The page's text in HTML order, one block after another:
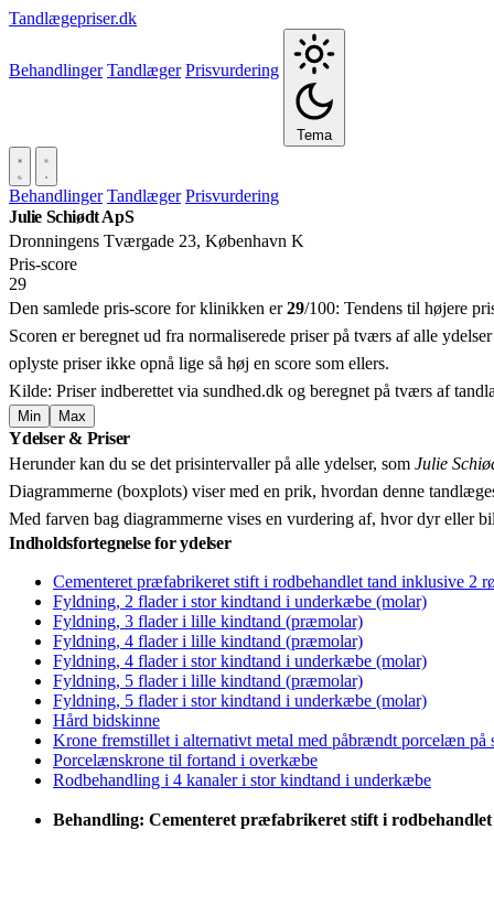
Tandlægepriser.dk
Behandlinger Tandlæger Prisvurdering
Tema
Behandlinger Tandlæger Prisvurdering
Julie Schiødt ApS
Dronningens Tværgade 23, København K
Pris‑score
29
Den samlede pris-score for klinikken er29/100: Tendens til højere
Scoren er beregnet ud fra normaliserede priser på tværs af alle
oplyste priser ikke opnå lige så høj en score som ellers.
Kilde: Priser indberettet via sundhed.dk og beregnet på tværs af
Min Max
+
−
Ydelser & Priser
Herunder kan du se det prisintervaller på alle ydelser, som Julie
Diagrammerne (boxplots) viser med en prik, hvordan denne
Med farven bag diagrammerne vises en vurdering af, hvor dyr eller
Indholdsfortegnelse for ydelser
Cementeret præfabrikeret stift i rodbehandlet tand inklusive 2
Fyldning, 2 flader i stor kindtand i underkæbe (molar)
Fyldning, 3 flader i lille kindtand (præmolar)
Fyldning, 4 flader i lille kindtand (præmolar)
Fyldning, 4 flader i stor kindtand i underkæbe (molar)
Fyldning, 5 flader i lille kindtand (præmolar)
Fyldning, 5 flader i stor kindtand i underkæbe (molar)
Hård bidskinne
Krone fremstillet i alternativt metal med påbrændt porcelæn
Porcelænskrone til fortand i overkæbe
Rodbehandling i 4 kanaler i stor kindtand i underkæbe
Behandling: Cementeret præfabrikeret stift i